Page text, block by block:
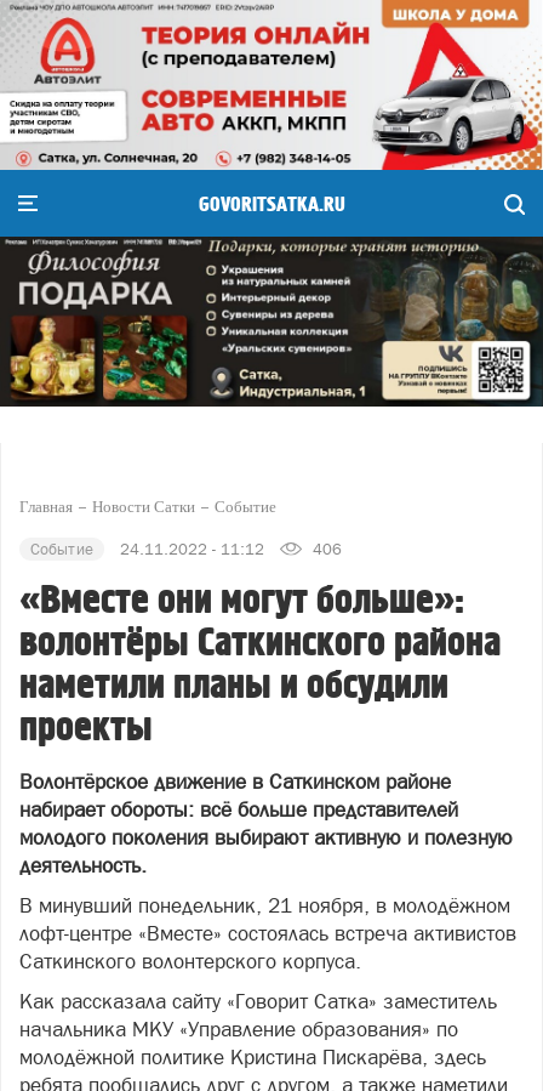
GOVORITSATKA.RU
Главная Новости Сатки Событие
Событие 24.11.2022 - 11:12 406
«Вместе они могут больше»:
волонтёры Саткинского района
наметили планы и обсудили
проекты
Волонтёрское движение в Саткинском районе
набирает обороты: всё больше представителей
молодого поколения выбирают активную и полезную
деятельность.
В минувший понедельник, 21 ноября, в молодёжном
лофт-центре «Вместе» состоялась встреча активистов
Саткинского волонтерского корпуса.
Как рассказала сайту «Говорит Сатка» заместитель
начальника МКУ «Управление образования» по
молодёжной политике Кристина Пискарёва, здесь
ребята пообщались друг с другом, а также наметили